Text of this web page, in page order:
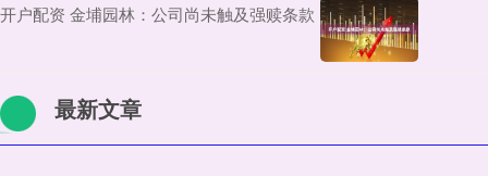
开户配资 金埔园林：公司尚未触及强赎条款
最新文章